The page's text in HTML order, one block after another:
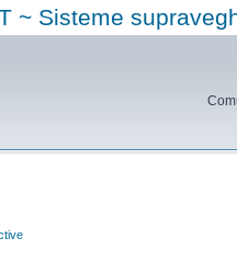
~ Sisteme